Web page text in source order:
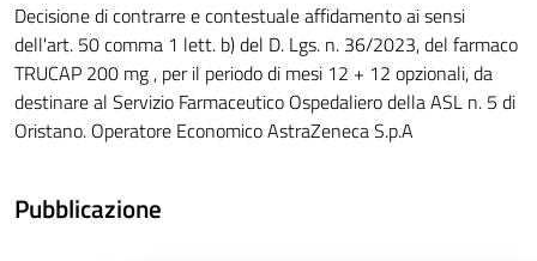
Decisione di contrarre e contestuale affidamento ai sensi
dell'art. 50 comma 1 lett. b) del D. Lgs. n. 36/2023, del farmaco
TRUCAP 200 mg , per il periodo di mesi 12 + 12 opzionali, da
destinare al Servizio Farmaceutico Ospedaliero della ASL n. 5 di
Oristano. Operatore Economico AstraZeneca S.p.A
Pubblicazione